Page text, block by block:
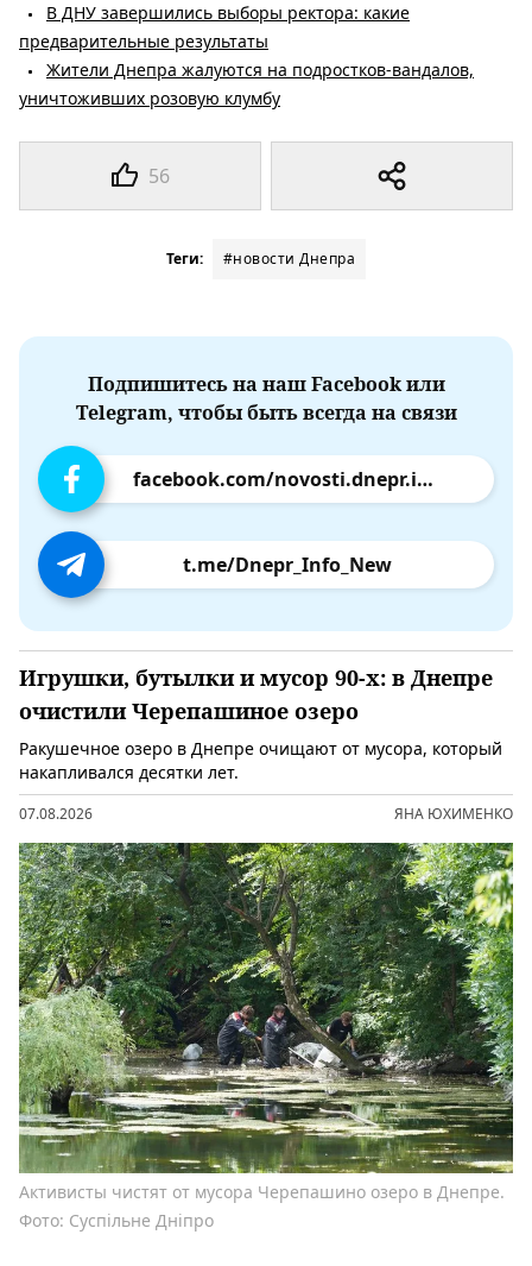
56
В ДНУ завершились выборы ректора: какие
предварительные результаты
Жители Днепра жалуются на подростков-вандалов,
уничтоживших розовую клумбу
Теги: #новости Днепра
Подпишитесь на наш Facebook или
Telegram, чтобы быть всегда на связи
facebook.com/novosti.dnepr.info
t.me/Dnepr_Info_New
Игрушки, бутылки и мусор 90-х: в Днепре
очистили Черепашиное озеро
Ракушечное озеро в Днепре очищают от мусора, который
накапливался десятки лет.
07.08.2026 ЯНА ЮХИМЕНКО
Активисты чистят от мусора Черепашино озеро в Днепре.
Фото: Суспільне Дніпро